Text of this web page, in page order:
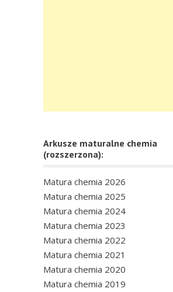
Arkusze maturalne chemia
(rozszerzona):
Matura chemia 2026
Matura chemia 2025
Matura chemia 2024
Matura chemia 2023
Matura chemia 2022
Matura chemia 2021
Matura chemia 2020
Matura chemia 2019